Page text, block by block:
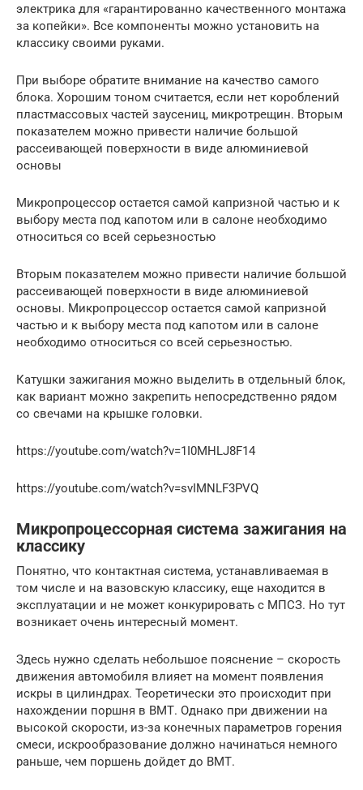
электрика для «гарантированно качественного монтажа
за копейки». Все компоненты можно установить на
классику своими руками.
При выборе обратите внимание на качество самого
блока. Хорошим тоном считается, если нет короблений
пластмассовых частей заусениц, микротрещин. Вторым
показателем можно привести наличие большой
рассеивающей поверхности в виде алюминиевой
основы
Микропроцессор остается самой капризной частью и к
выбору места под капотом или в салоне необходимо
относиться со всей серьезностью
Вторым показателем можно привести наличие большой
рассеивающей поверхности в виде алюминиевой
основы. Микропроцессор остается самой капризной
частью и к выбору места под капотом или в салоне
необходимо относиться со всей серьезностью.
Катушки зажигания можно выделить в отдельный блок,
как вариант можно закрепить непосредственно рядом
со свечами на крышке головки.
https://youtube.com/watch?v=1I0MHLJ8F14
https://youtube.com/watch?v=svIMNLF3PVQ
Микропроцессорная система зажигания на
классику
Понятно, что контактная система, устанавливаемая в
том числе и на вазовскую классику, еще находится в
эксплуатации и не может конкурировать с МПСЗ. Но тут
возникает очень интересный момент.
Здесь нужно сделать небольшое пояснение – скорость
движения автомобиля влияет на момент появления
искры в цилиндрах. Теоретически это происходит при
нахождении поршня в ВМТ. Однако при движении на
высокой скорости, из-за конечных параметров горения
смеси, искрообразование должно начинаться немного
раньше, чем поршень дойдет до ВМТ.